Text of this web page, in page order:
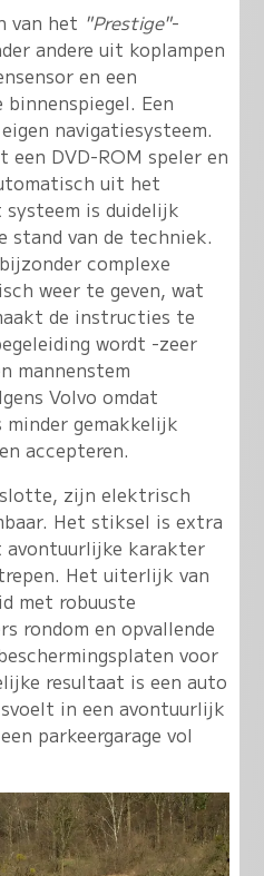
van het "Prestige"-
andere uit koplampen
en een
Een
navigatiesysteem.
DVD-ROM speler en
uit het
is duidelijk
stand van de techniek.
complexe
weer te geven, wat
de instructies te
wordt -zeer
mannenstem
Volvo omdat
minder gemakkelijk
accepteren.
zijn elektrisch
Het stiksel is extra
avontuurlijke karakter
Het uiterlijk van
met robuuste
rondom en opvallende
voor
resultaat is een auto
in een avontuurlijk
parkeergarage vol